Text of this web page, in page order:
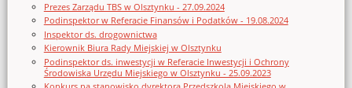
Prezes Zarządu TBS w Olsztynku - 27.09.2024
Podinspektor w Referacie Finansów i Podatków - 19.08.2024
Inspektor ds. drogownictwa
Kierownik Biura Rady Miejskiej w Olsztynku
Podinspektor ds. inwestycji w Referacie Inwestycji i Ochrony
Środowiska Urzędu Miejskiego w Olsztynku - 25.09.2023